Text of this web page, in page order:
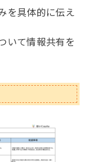
を具体的に伝え
いて情報共有を